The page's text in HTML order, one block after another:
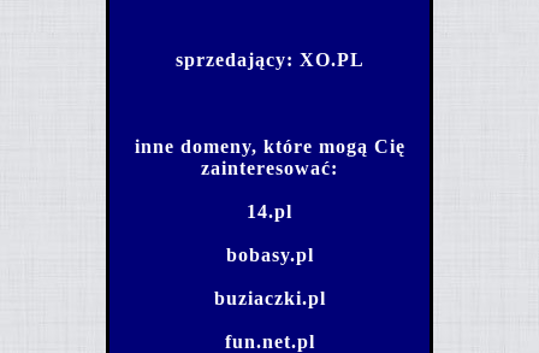
sprzedający: XO.PL
inne domeny, które mogą Cię
zainteresować:
14.pl
bobasy.pl
buziaczki.pl
fun.net.pl